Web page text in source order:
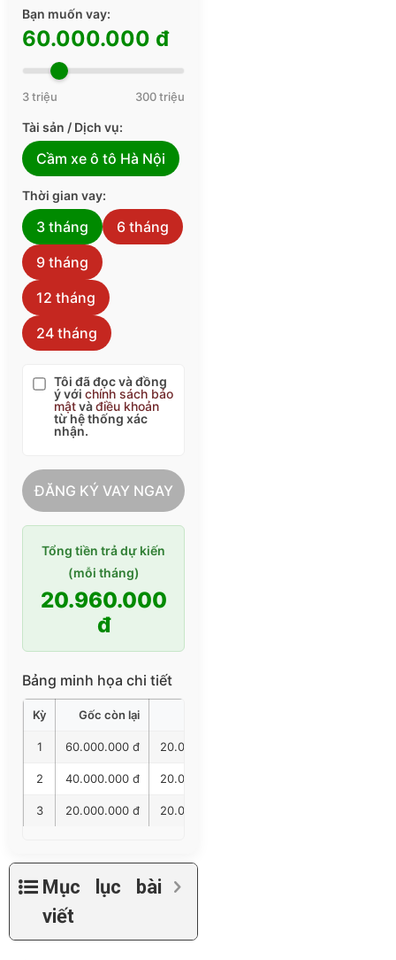
Bạn muốn vay:
60.000.000 đ
3 triệu 300 triệu
Tài sản / Dịch vụ:
Cầm xe ô tô Hà Nội
Thời gian vay:
3 tháng
6 tháng
9 tháng
12 tháng
24 tháng
Tôi đã đọc và đồng
ý với chính sách bảo
mậtvàđiều khoản
từ hệ thống xác
nhận.
ĐĂNG KÝ VAY NGAY
Tổng tiền trả dự kiến
(mỗi tháng)
20.960.000
đ
Bảng minh họa chi tiết
Kỳ Gốc còn lại
1 60.000.000 đ 20.000.000 đ
2 40.000.000 đ 20.000.000 đ
3 20.000.000 đ 20.000.000 đ
Mục lục bài
viết